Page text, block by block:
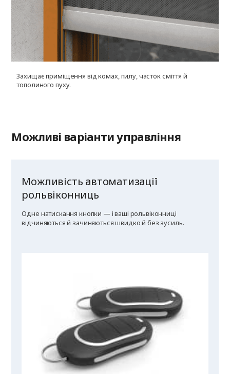
Захищає приміщення від комах, пилу, часток сміття й
тополиного пуху.
Можливі варіанти управління
Можливість автоматизації
рольвіконниць
Одне натискання кнопки — і ваші рольвіконниці
відчиняються й зачиняються швидко й без зусиль.